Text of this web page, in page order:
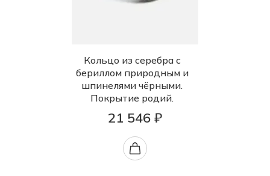
Кольцо из серебра с
бериллом природным и
шпинелями чёрными.
Покрытие родий.
21 546 ₽